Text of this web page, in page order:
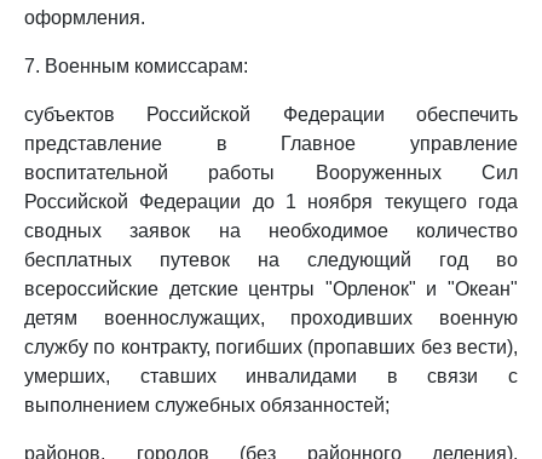
оформления.
7. Военным комиссарам:
субъектов Российской Федерации обеспечить
представление в Главное управление
воспитательной работы Вооруженных Сил
Российской Федерации до 1 ноября текущего года
сводных заявок на необходимое количество
бесплатных путевок на следующий год во
всероссийские детские центры "Орленок" и "Океан"
детям военнослужащих, проходивших военную
службу по контракту, погибших (пропавших без вести),
умерших, ставших инвалидами в связи с
выполнением служебных обязанностей;
районов, городов (без районного деления),